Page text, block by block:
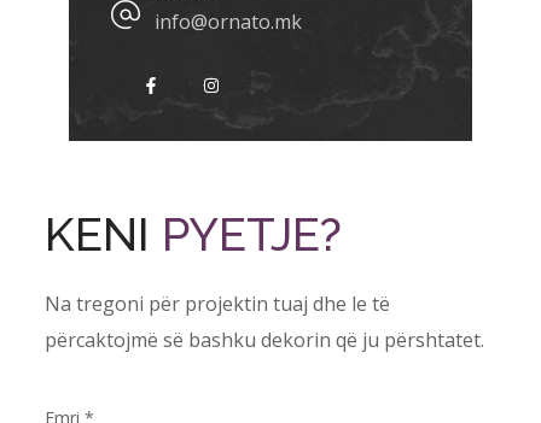
info@ornato.mk
KENI PYETJE?
Na tregoni për projektin tuaj dhe le të
përcaktojmë së bashku dekorin që ju përshtatet.